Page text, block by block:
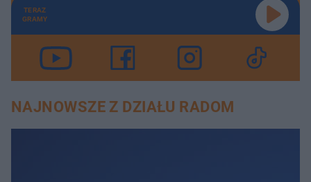
TERAZ
GRAMY
NAJNOWSZE Z DZIAŁU RADOM